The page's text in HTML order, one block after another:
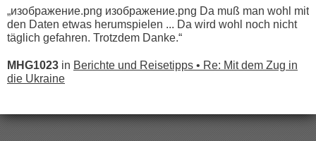
„изображение.png изображение.png Da muß man wohl mit
den Daten etwas herumspielen ... Da wird wohl noch nicht
täglich gefahren. Trotzdem Danke.“
MHG1023 in Berichte und Reisetipps • Re: Mit dem Zug in
die Ukraine